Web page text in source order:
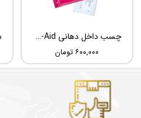
چسب داخل دهانی TBM Ora-Aid
۶۰۰,۰۰۰ تومان